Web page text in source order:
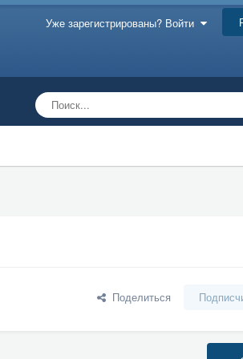
Уже зарегистрированы? Войти
Поделиться